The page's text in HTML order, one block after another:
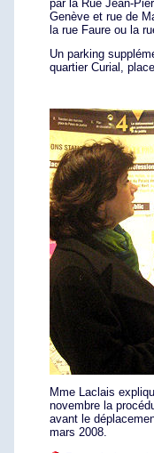
par la Rue Jean-
Genève et rue de
la rue Faure ou la
Un parking
quartier Curial,
Mme Laclais
novembre la
avant le
mars 2008.